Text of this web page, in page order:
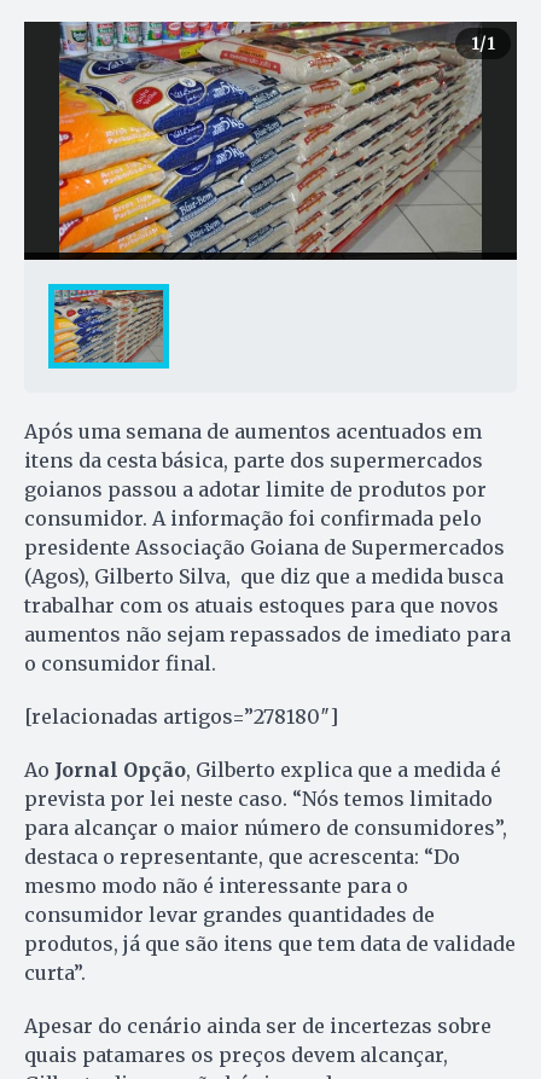
1/1
Após uma semana de aumentos acentuados em
itens da cesta básica, parte dos supermercados
goianos passou a adotar limite de produtos por
consumidor. A informação foi confirmada pelo
presidente Associação Goiana de Supermercados
(Agos), Gilberto Silva, que diz que a medida busca
trabalhar com os atuais estoques para que novos
aumentos não sejam repassados de imediato para
o consumidor final.
[relacionadas artigos=”278180″]
Ao Jornal Opção, Gilberto explica que a medida é
prevista por lei neste caso. “Nós temos limitado
para alcançar o maior número de consumidores”,
destaca o representante, que acrescenta: “Do
mesmo modo não é interessante para o
consumidor levar grandes quantidades de
produtos, já que são itens que tem data de validade
curta”.
Apesar do cenário ainda ser de incertezas sobre
quais patamares os preços devem alcançar,